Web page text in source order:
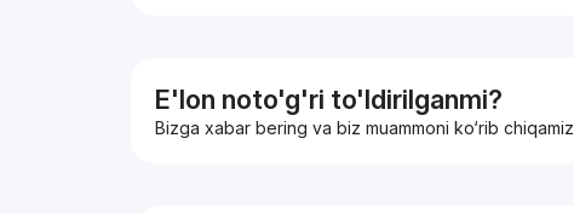
E'lon noto'g'ri to'ldirilganmi?
Bizga xabar bering va biz muammoni ko‘rib chiqamiz